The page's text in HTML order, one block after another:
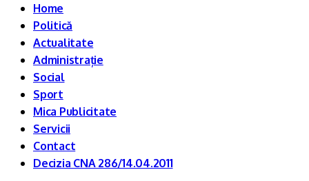
Home
Politică
Actualitate
Administrație
Social
Sport
Mica Publicitate
Servicii
Contact
Decizia CNA 286/14.04.2011